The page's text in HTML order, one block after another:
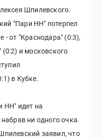
Шпилевского.
"Пари НН" потерпел
- от "Краснодара" (0:3),
и московского
в Кубке.
НН" идет на
ни одного очка.
заявил, что